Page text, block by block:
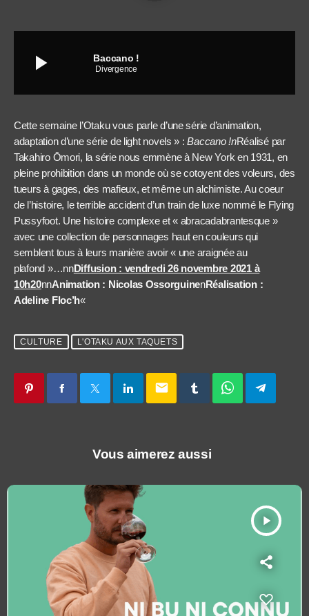
play_arrow Baccano !
Divergence
Cette semaine l’Otaku vous parle d’une série d’animation,
adaptation d’une série de light novels » :Baccano !nRéalisé par
Takahiro Ōmori, la série nous emmène à New York en 1931, en
pleine prohibition dans un monde où se cotoyent des voleurs, des
tueurs à gages, des mafieux, et même un alchimiste. Au coeur
de l’histoire, le terrible accident d’un train de luxe nommé le Flying
Pussyfoot. Une histoire complexe et « abracadabrantesque »
avec une collection de personnages haut en couleurs qui
semblent tous à leurs manière avoir « une araignée au
plafond »…nnDiffusion : vendredi 26 novembre 2021 à
10h20nnAnimation : Nicolas OssorguinenRéalisation :
Adeline Floc’h«
CULTURE L'OTAKU AUX TAQUETS
email
Vous aimerez aussi
play_arrow